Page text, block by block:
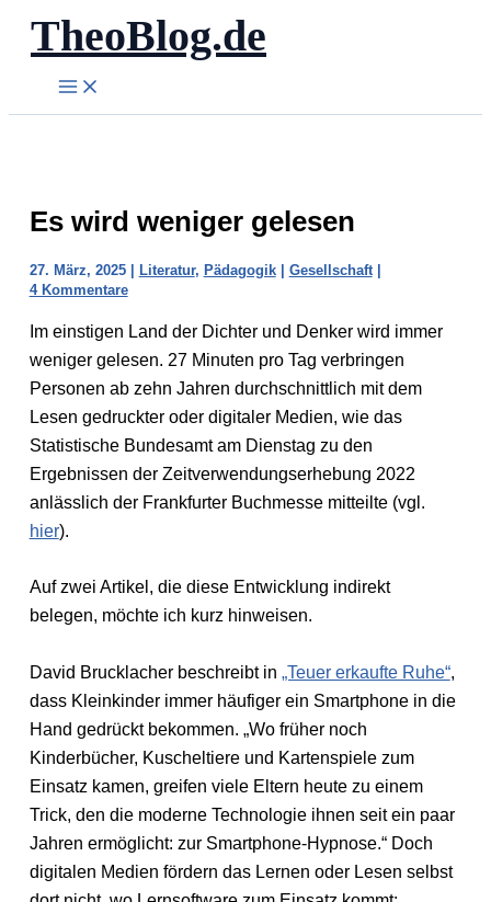
Zum
Inhalt
springen
TheoBlog.de
Es wird weniger gelesen
27. März, 2025 | Literatur, Pädagogik| Gesellschaft|
4 Kommentare
Im einstigen Land der Dichter und Denker wird immer
weniger gelesen. 27 Minuten pro Tag verbringen
Personen ab zehn Jahren durchschnittlich mit dem
Lesen gedruckter oder digitaler Medien, wie das
Statistische Bundesamt am Dienstag zu den
Ergebnissen der Zeitverwendungserhebung 2022
anlässlich der Frankfurter Buchmesse mitteilte (vgl.
hier).
Auf zwei Artikel, die diese Entwicklung indirekt
belegen, möchte ich kurz hinweisen.
David Brucklacher beschreibt in „Teuer erkaufte Ruhe“,
dass Kleinkinder immer häufiger ein Smartphone in die
Hand gedrückt bekommen. „Wo früher noch
Kinderbücher, Kuscheltiere und Kartenspiele zum
Einsatz kamen, greifen viele Eltern heute zu einem
Trick, den die moderne Technologie ihnen seit ein paar
Jahren ermöglicht: zur Smartphone-Hypnose.“ Doch
digitalen Medien fördern das Lernen oder Lesen selbst